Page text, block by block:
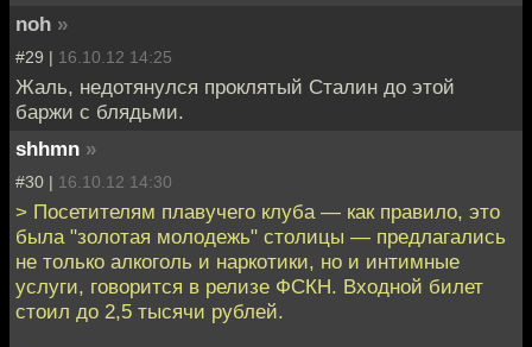
noh »
#29 | 16.10.12 14:25
Жаль, недотянулся проклятый Сталин до этой
баржи с блядьми.
shhmn »
#30 | 16.10.12 14:30
> Посетителям плавучего клуба — как правило, это
была "золотая молодежь" столицы — предлагались
не только алкоголь и наркотики, но и интимные
услуги, говорится в релизе ФСКН. Входной билет
стоил до 2,5 тысячи рублей.